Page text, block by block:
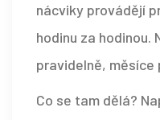
nácviky provádějí
hodinu za hodinou.
pravidelně, měsíce
Co se tam dělá?